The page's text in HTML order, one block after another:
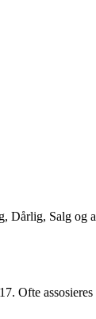
Dårlig, Salg og
Ofte